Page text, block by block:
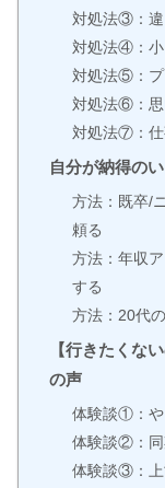
対処法③：違
対処法④：小
対処法⑤：プ
対処法⑥：思
対処法⑦：仕
自分が納得の
方法：既卒/
頼る
方法：年収
する
方法：20代
【行きたくな
の声
体験談①：や
体験談②：同
体験談③：上